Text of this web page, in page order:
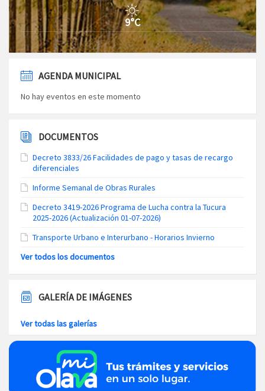
9°C
AGENDA MUNICIPAL
No hay eventos en este momento
DOCUMENTOS
Decreto 3833/26 Facilidades de pago y tasas de recargo
diferenciales
Informe Semanal de Obras Rurales
Decreto 3419-2026 Programa de Lucha contra la Tucura
2025-2026 (Actualización 01-07-2026)
Transporte Urbano e Interurbano - Horarios Invierno
Ver todos los documentos
GALERÍA DE IMÁGENES
Ver todas las galerías